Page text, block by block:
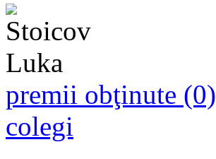
premii obţinute (0)
colegi